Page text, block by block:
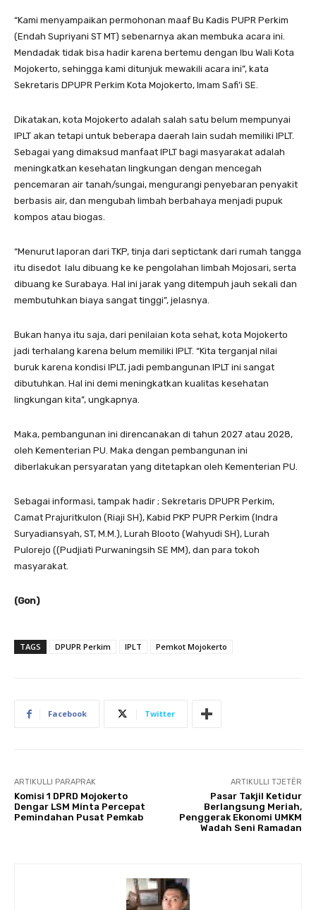
“Kami menyampaikan permohonan maaf Bu Kadis PUPR Perkim
(Endah Supriyani ST MT) sebenarnya akan membuka acara ini.
Mendadak tidak bisa hadir karena bertemu dengan Ibu Wali Kota
Mojokerto, sehingga kami ditunjuk mewakili acara ini”, kata
Sekretaris DPUPR Perkim Kota Mojokerto, Imam Safi’i SE.
Dikatakan, kota Mojokerto adalah salah satu belum mempunyai
IPLT akan tetapi untuk beberapa daerah lain sudah memiliki IPLT.
Sebagai yang dimaksud manfaat IPLT bagi masyarakat adalah
meningkatkan kesehatan lingkungan dengan mencegah
pencemaran air tanah/sungai, mengurangi penyebaran penyakit
berbasis air, dan mengubah limbah berbahaya menjadi pupuk
kompos atau biogas.
“Menurut laporan dari TKP, tinja dari septictank dari rumah tangga
itu disedot lalu dibuang ke ke pengolahan limbah Mojosari, serta
dibuang ke Surabaya. Hal ini jarak yang ditempuh jauh sekali dan
membutuhkan biaya sangat tinggi”, jelasnya.
Bukan hanya itu saja, dari penilaian kota sehat, kota Mojokerto
jadi terhalang karena belum memiliki IPLT. “Kita terganjal nilai
buruk karena kondisi IPLT, jadi pembangunan IPLT ini sangat
dibutuhkan. Hal ini demi meningkatkan kualitas kesehatan
lingkungan kita”, ungkapnya.
Maka, pembangunan ini direncanakan di tahun 2027 atau 2028,
oleh Kementerian PU. Maka dengan pembangunan ini
diberlakukan persyaratan yang ditetapkan oleh Kementerian PU.
Sebagai informasi, tampak hadir ; Sekretaris DPUPR Perkim,
Camat Prajuritkulon (Riaji SH), Kabid PKP PUPR Perkim (Indra
Suryadiansyah, ST, M.M.), Lurah Blooto (Wahyudi SH), Lurah
Pulorejo ((Pudjiati Purwaningsih SE MM), dan para tokoh
masyarakat.
(Gon)
TAGS DPUPR Perkim IPLT Pemkot Mojokerto
Facebook Twitter
ARTIKULLI PARAPRAK
Komisi 1 DPRD Mojokerto
Dengar LSM Minta Percepat
Pemindahan Pusat Pemkab
ARTIKULLI TJETËR
Pasar Takjil Ketidur
Berlangsung Meriah,
Penggerak Ekonomi UMKM
Wadah Seni Ramadan